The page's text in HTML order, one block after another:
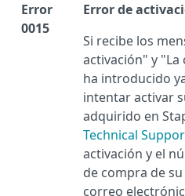
Error
0015
Error de
Si recibe los
activación" y "La
ha introducido
intentar activar
adquirido en
Technical
activación y el
de compra de
correo